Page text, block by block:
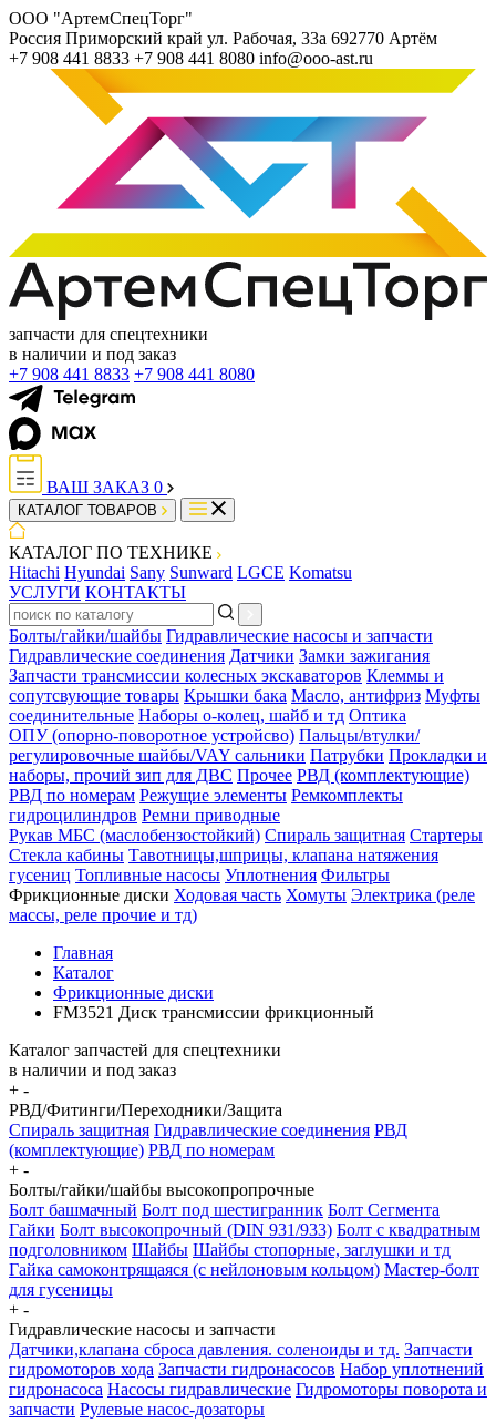
ООО "АртемСпецТорг"
Россия Приморский край ул. Рабочая, 33а 692770 Артём
+7 908 441 8833 +7 908 441 8080 info@ooo-ast.ru
запчасти для спецтехники
в наличии и под заказ
+7 908 441 8833 +7 908 441 8080
ВАШ ЗАКАЗ 0
КАТАЛОГ ТОВАРОВ
КАТАЛОГ ПО ТЕХНИКЕ
Hitachi Hyundai Sany Sunward LGCE Komatsu
УСЛУГИ КОНТАКТЫ
Болты/гайки/шайбы Гидравлические насосы и запчасти
Гидравлические соединения Датчики Замки зажигания
Запчасти трансмиссии колесных экскаваторов Клеммы и
сопутсвующие товары Крышки бака Масло, антифриз Муфты
соединительные Наборы о-колец, шайб и тд Оптика
ОПУ (опорно-поворотное устройсво) Пальцы/втулки/
регулировочные шайбы/VAY сальники Патрубки Прокладки и
наборы, прочий зип для ДВС Прочее РВД (комплектующие)
РВД по номерам Режущие элементы Ремкомплекты
гидроцилиндров Ремни приводные
Рукав МБС (маслобензостойкий) Спираль защитная Стартеры
Стекла кабины Тавотницы,шприцы, клапана натяжения
гусениц Топливные насосы Уплотнения Фильтры
Фрикционные диски Ходовая часть Хомуты Электрика (реле
массы, реле прочие и тд)
Главная
Каталог
Фрикционные диски
FM3521 Диск трансмиссии фрикционный
Каталог запчастей для спецтехники
в наличии и под заказ
+ -
РВД/Фитинги/Переходники/Защита
Спираль защитная Гидравлические соединения РВД
(комплектующие) РВД по номерам
+ -
Болты/гайки/шайбы высокопропрочные
Болт башмачный Болт под шестигранник Болт Сегмента
Гайки Болт высокопрочный (DIN 931/933) Болт с квадратным
подголовником Шайбы Шайбы стопорные, заглушки и тд
Гайка самоконтрящаяся (с нейлоновым кольцом) Мастер-болт
для гусеницы
+ -
Гидравлические насосы и запчасти
Датчики,клапана сброса давления. соленоиды и тд. Запчасти
гидромоторов хода Запчасти гидронасосов Набор уплотнений
гидронасоса Насосы гидравлические Гидромоторы поворота и
запчасти Рулевые насос-дозаторы